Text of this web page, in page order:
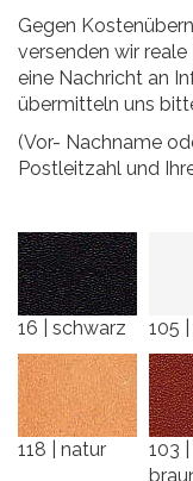
Gegen
versenden wir
eine Nachricht an
übermitteln uns
(Vor- Nachname
Postleitzahl und
16 | schwarz 105
118 | natur
103